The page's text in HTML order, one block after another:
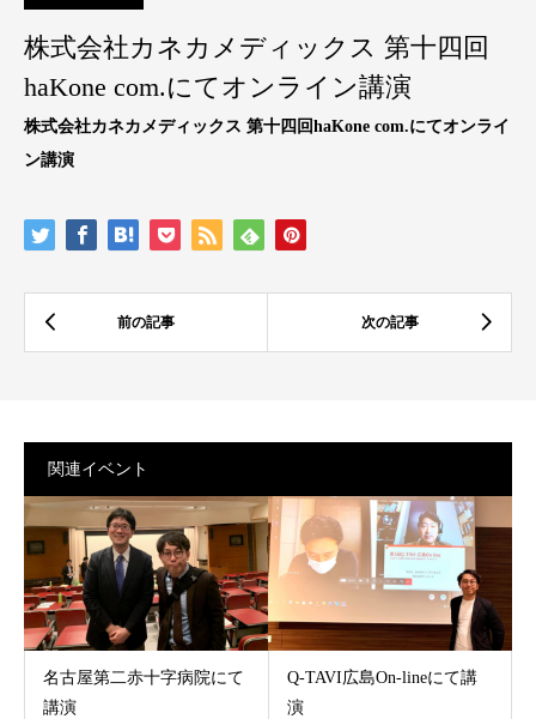
株式会社カネカメディックス 第十四回
haKone com.にてオンライン講演
株式会社カネカメディックス 第十四回haKone com.にてオンライ
ン講演
関連イベント
名古屋第二赤十字病院にて
講演
Q-TAVI広島On-lineにて講
演